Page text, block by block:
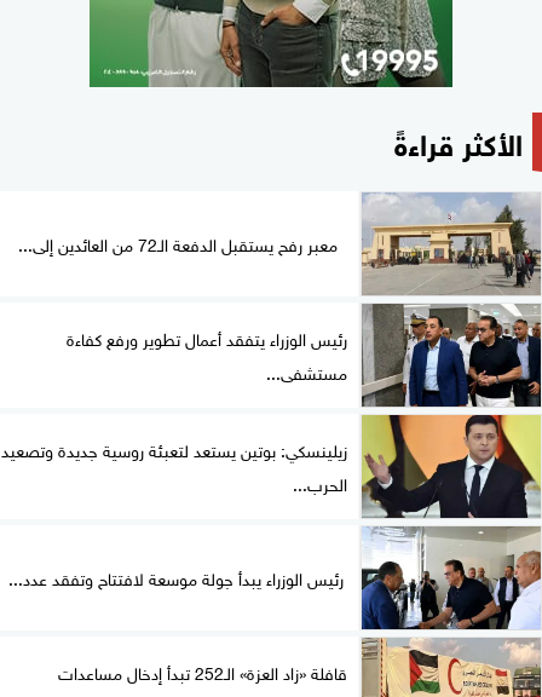
الأكثر قراءةً
معبر رفح يستقبل الدفعة الـ72 من العائدين إلى...
رئيس الوزراء يتفقد أعمال تطوير ورفع كفاءة
مستشفى...
زيلينسكي: بوتين يستعد لتعبئة روسية جديدة وتصعيد
الحرب...
رئيس الوزراء يبدأ جولة موسعة لافتتاح وتفقد عدد...
قافلة «زاد العزة» الـ252 تبدأ إدخال مساعدات